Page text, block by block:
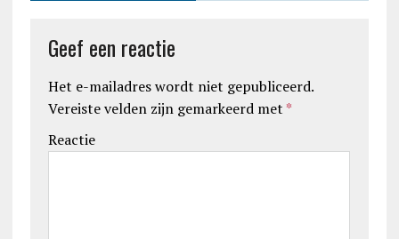
Geef een reactie
Het e-mailadres wordt niet gepubliceerd.
Vereiste velden zijn gemarkeerd met *
Reactie